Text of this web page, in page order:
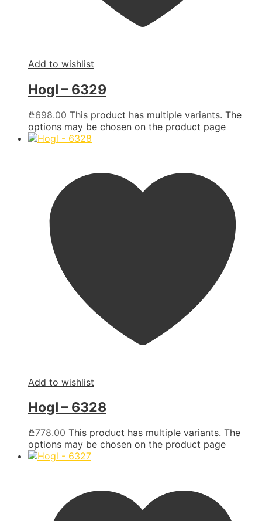
Add to wishlist
Hogl – 6329
₾698.00 This product has multiple variants. The
options may be chosen on the product page
Add to wishlist
Hogl – 6328
₾778.00 This product has multiple variants. The
options may be chosen on the product page